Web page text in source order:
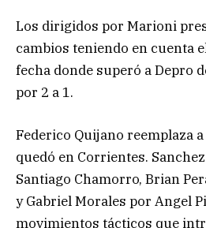
Los dirigidos por Marioni
cambios teniendo en cuenta
fecha donde superó a Depro
por 2 a 1.
Federico Quijano reemplaza
quedó en Corrientes.
Santiago Chamorro, Brian
y Gabriel Morales por Angel
movimientos tácticos que